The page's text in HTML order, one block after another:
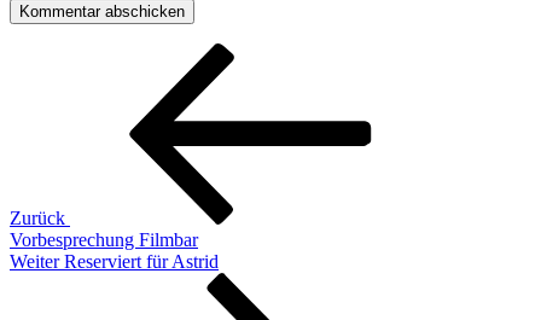
Beitragsnavigation
Zurück
Vorbesprechung Filmbar
Nächster
Weiter Reserviert für Astrid